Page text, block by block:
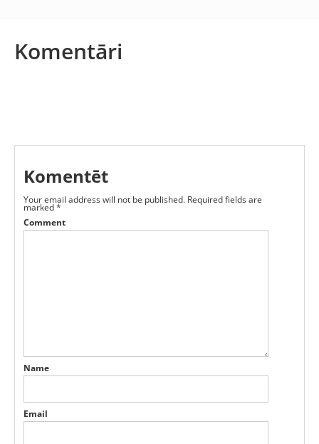
Komentāri
Komentēt
Your email address will not be published. Required fields are
marked*
Comment
Name
Email